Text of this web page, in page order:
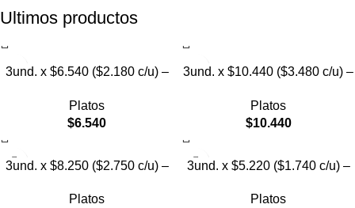
Ultimos productos
3und. x $6.540 ($2.180 c/u) –
con Diseño Decorativo
Platos
$6.540
3und. x $10.440 ($3.480 c/u) –
con Bowl de Acero
Platos
$10.440
3und. x $8.250 ($2.750 c/u) –
con Diseño de Gatos
Platos
3und. x $5.220 ($1.740 c/u) –
Texturizado
Platos